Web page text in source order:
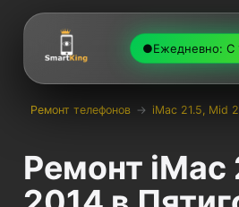
●Ежедневно: С
Ремонт телефонов → iMac 21.5, Mid
Ремонт iMac